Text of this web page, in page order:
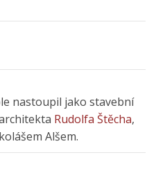
nastoupil jako stavební
Rudolfa Štěcha,
Alšem.